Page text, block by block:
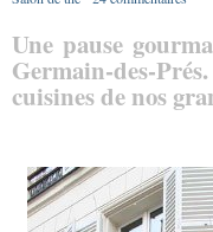
Une pause
Germain-des-
cuisines de nos